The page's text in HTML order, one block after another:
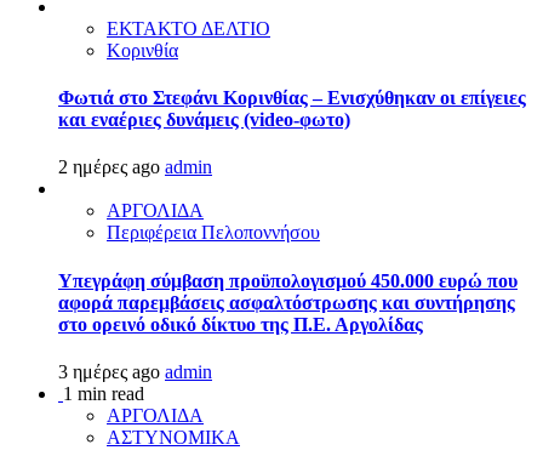
ΕΚΤΑΚΤΟ ΔΕΛΤΙΟ
Κορινθία
Φωτιά στο Στεφάνι Κορινθίας – Ενισχύθηκαν οι επίγειες
και εναέριες δυνάμεις (video-φωτο)
2 ημέρες ago admin
ΑΡΓΟΛΙΔΑ
Περιφέρεια Πελοποννήσου
Υπεγράφη σύμβαση προϋπολογισμού 450.000 ευρώ που
αφορά παρεμβάσεις ασφαλτόστρωσης και συντήρησης
στο ορεινό οδικό δίκτυο της Π.Ε. Αργολίδας
3 ημέρες ago admin
1 min read
ΑΡΓΟΛΙΔΑ
ΑΣΤΥΝΟΜΙΚΑ